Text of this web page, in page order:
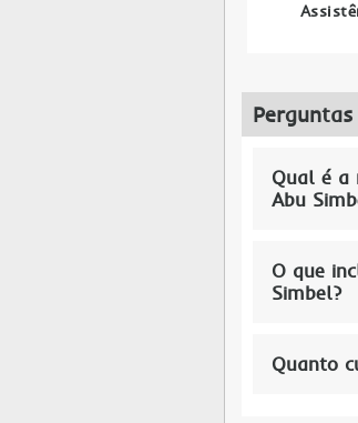
Qual é a
Abu
O que
Simbel?
Quanto